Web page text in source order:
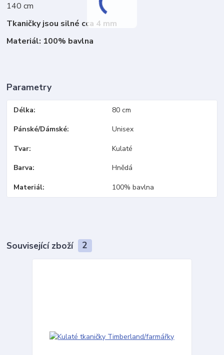
140 cm
Tkaničky jsou silné cca 4 mm
Materiál: 100% bavlna
Parametry
Délka 80 cm
Pánské/Dámské Unisex
Tvar Kulaté
Barva Hnědá
Materiál 100% bavlna
Související zboží 2